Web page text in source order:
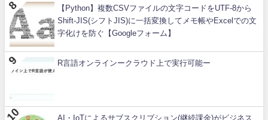
【Python】複数CSVファイルの文字コードをUTF-8から
Shift-JIS(シフトJIS)に一括変換してメモ帳やExcelでの文
字化けを防ぐ【Googleフォーム】
R言語オンラインークラウド上で実行可能ー
AI・IoTによるサブスクリプション(継続課金)がビジネス